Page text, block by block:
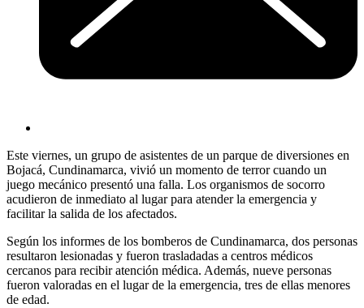
Este viernes, un grupo de asistentes de un parque de diversiones en
Bojacá, Cundinamarca, vivió un momento de terror cuando un
juego mecánico presentó una falla. Los organismos de socorro
acudieron de inmediato al lugar para atender la emergencia y
facilitar la salida de los afectados.
Según los informes de los bomberos de Cundinamarca, dos personas
resultaron lesionadas y fueron trasladadas a centros médicos
cercanos para recibir atención médica. Además, nueve personas
fueron valoradas en el lugar de la emergencia, tres de ellas menores
de edad.